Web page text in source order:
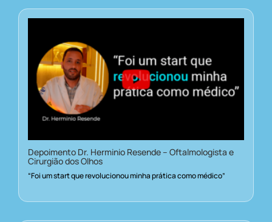
Depoimento Dr. Herminio Resende – Oftalmologista e
Cirurgião dos Olhos
“Foi um start que revolucionou minha prática como médico”